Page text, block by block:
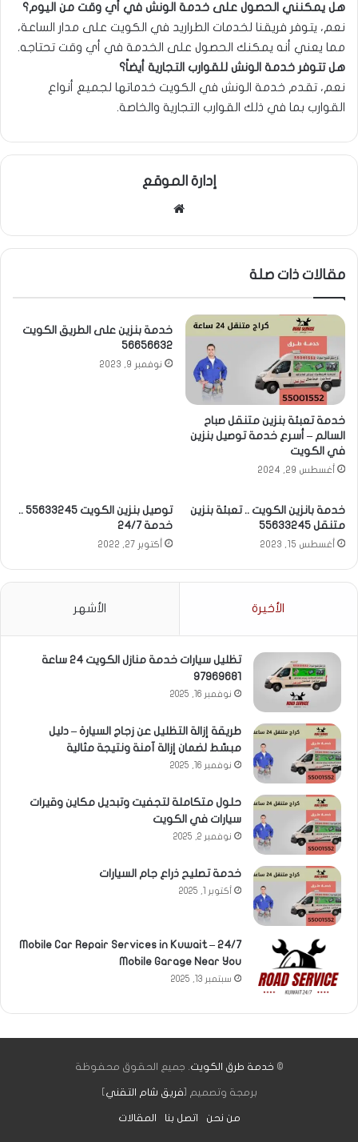
هل يمكنني الحصول على خدمة الونش في أي وقت من اليوم؟
نعم، يتوفر فريقنا لخدمات الطراريد في الكويت على مدار الساعة،
مما يعني أنه يمكنك الحصول على الخدمة في أي وقت تحتاجه.
هل تتوفر خدمة الونش للقوارب التجارية أيضاً؟
نعم، تقدم خدمة الونش في الكويت خدماتها لجميع أنواع
القوارب بما في ذلك القوارب التجارية والخاصة.
إدارة الموقع
مقالات ذات صلة
خدمة تعبئة بنزين متنقل صباح
السالم – أسرع خدمة توصيل بنزين
في الكويت
أغسطس 29, 2024
خدمة بنزين على الطريق الكويت
56656632
نوفمبر 9, 2023
خدمة بانزين الكويت .. تعبئة بنزين
متنقل 55633245
أغسطس 15, 2023
توصيل بنزين الكويت 55633245 ..
خدمة 24/7
أكتوبر 27, 2022
الأخيرة الأشهر
تظليل سيارات خدمة منازل الكويت 24 ساعة
97969681
نوفمبر 16, 2025
طريقة إزالة التظليل عن زجاج السيارة – دليل
مبسّط لضمان إزالة آمنة ونتيجة مثالية
نوفمبر 16, 2025
حلول متكاملة لتجفيت وتبديل مكاين وقيرات
سيارات في الكويت
نوفمبر 2, 2025
خدمة تصليح ذراع جام السيارات
أكتوبر 1, 2025
Mobile Car Repair Services in Kuwait – 24/7
Mobile Garage Near You
سبتمبر 13, 2025
© خدمة طرق الكويت. جميع الحقوق محفوظة
برمجة وتصميم [فريق شام التقني]
من نحن اتصل بنا المقالات